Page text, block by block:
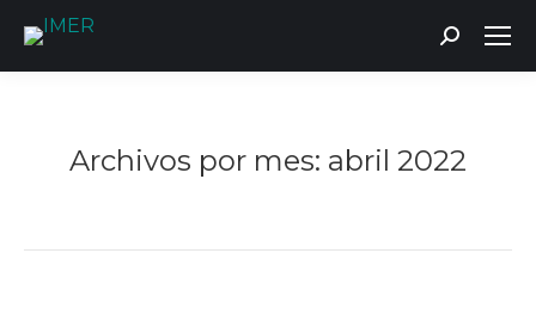
Buscar:
Archivos por mes: abril 2022